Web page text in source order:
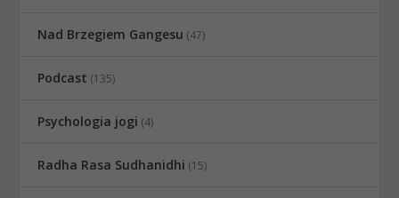
Nad Brzegiem Gangesu (47)
Podcast (135)
Psychologia jogi (4)
Radha Rasa Sudhanidhi (15)